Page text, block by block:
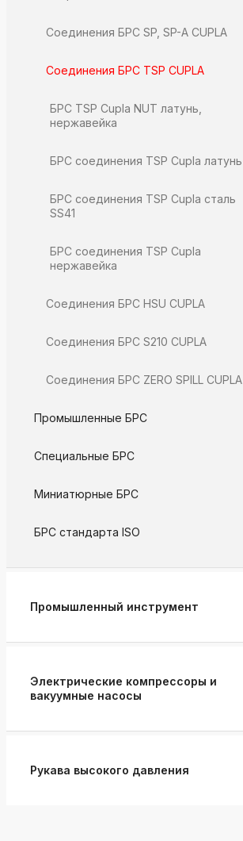
Соединения БРС SP, SP-A CUPLA
Соединения БРС TSP CUPLA
БРС TSP Cupla NUT латунь,
нержавейка
БРС соединения TSP Cupla латунь
БРС соединения TSP Cupla сталь
SS41
БРС соединения TSP Cupla
нержавейка
Соединения БРС HSU CUPLA
Соединения БРС S210 CUPLA
Соединения БРС ZERO SPILL CUPLA
Промышленные БРС
Специальные БРС
Миниатюрные БРС
БРС стандарта ISO
Промышленный инструмент
Электрические компрессоры и
вакуумные насосы
Рукава высокого давления